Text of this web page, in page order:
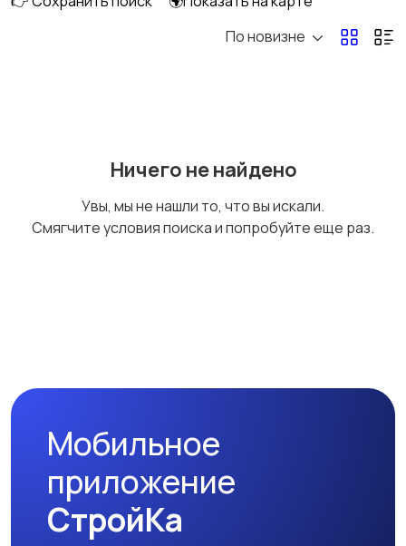
прицепы
По новизне
Ничего не найдено
Увы, мы не нашли то, что вы искали.
Смягчите условия поиска и попробуйте еще раз.
Мобильное
приложение
СтройКа